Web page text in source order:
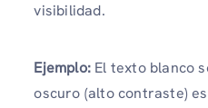
visibilidad.
Ejemplo: El texto blanco
oscuro (alto contraste)